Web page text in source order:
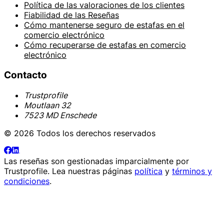
Política de las valoraciones de los clientes
Fiabilidad de las Reseñas
Cómo mantenerse seguro de estafas en el
comercio electrónico
Cómo recuperarse de estafas en comercio
electrónico
Contacto
Trustprofile
Moutlaan 32
7523 MD Enschede
© 2026 Todos los derechos reservados
Las reseñas son gestionadas imparcialmente por
Trustprofile. Lea nuestras páginas política y términos y
condiciones.